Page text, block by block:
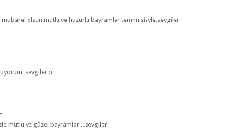
mübarel olsun.mutlu ve huzurlu bayramlar temnnisisyle.sevgiler
sevgiler :)
mutlu ve güzel bayramlar ...sevgiler